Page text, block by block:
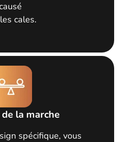
cales.
la marche
spécifique, vous